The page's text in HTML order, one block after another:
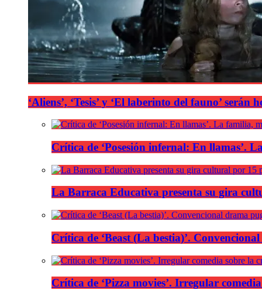
‘Aliens’, ‘Tesis’ y ‘El laberinto del fauno’
Crítica de ‘Posesión infernal: En llamas’.
La Barraca Educativa presenta su gira
Crítica de ‘Beast (La bestia)’.
Crítica de ‘Pizza movies’. Irregular